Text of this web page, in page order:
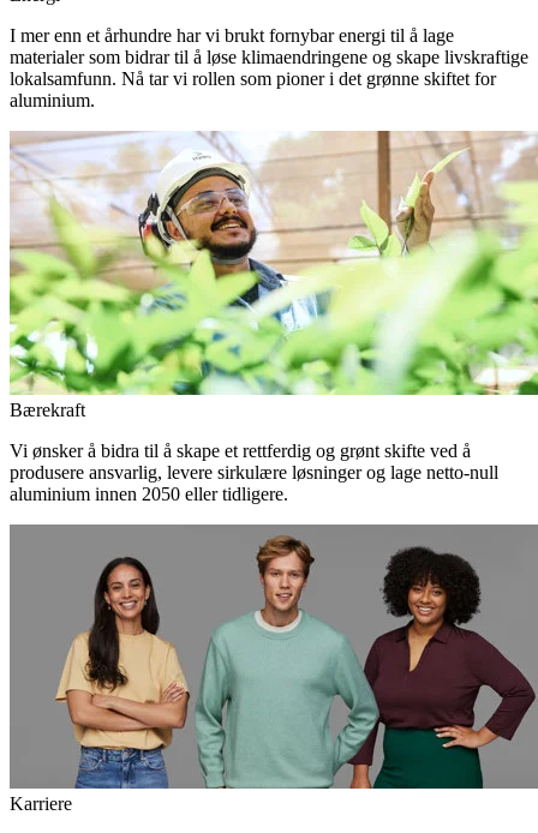
I mer enn et århundre har vi brukt fornybar energi til å lage
materialer som bidrar til å løse klimaendringene og skape livskraftige
lokalsamfunn. Nå tar vi rollen som pioner i det grønne skiftet for
aluminium.
Bærekraft
Vi ønsker å bidra til å skape et rettferdig og grønt skifte ved å
produsere ansvarlig, levere sirkulære løsninger og lage netto-null
aluminium innen 2050 eller tidligere.
Karriere